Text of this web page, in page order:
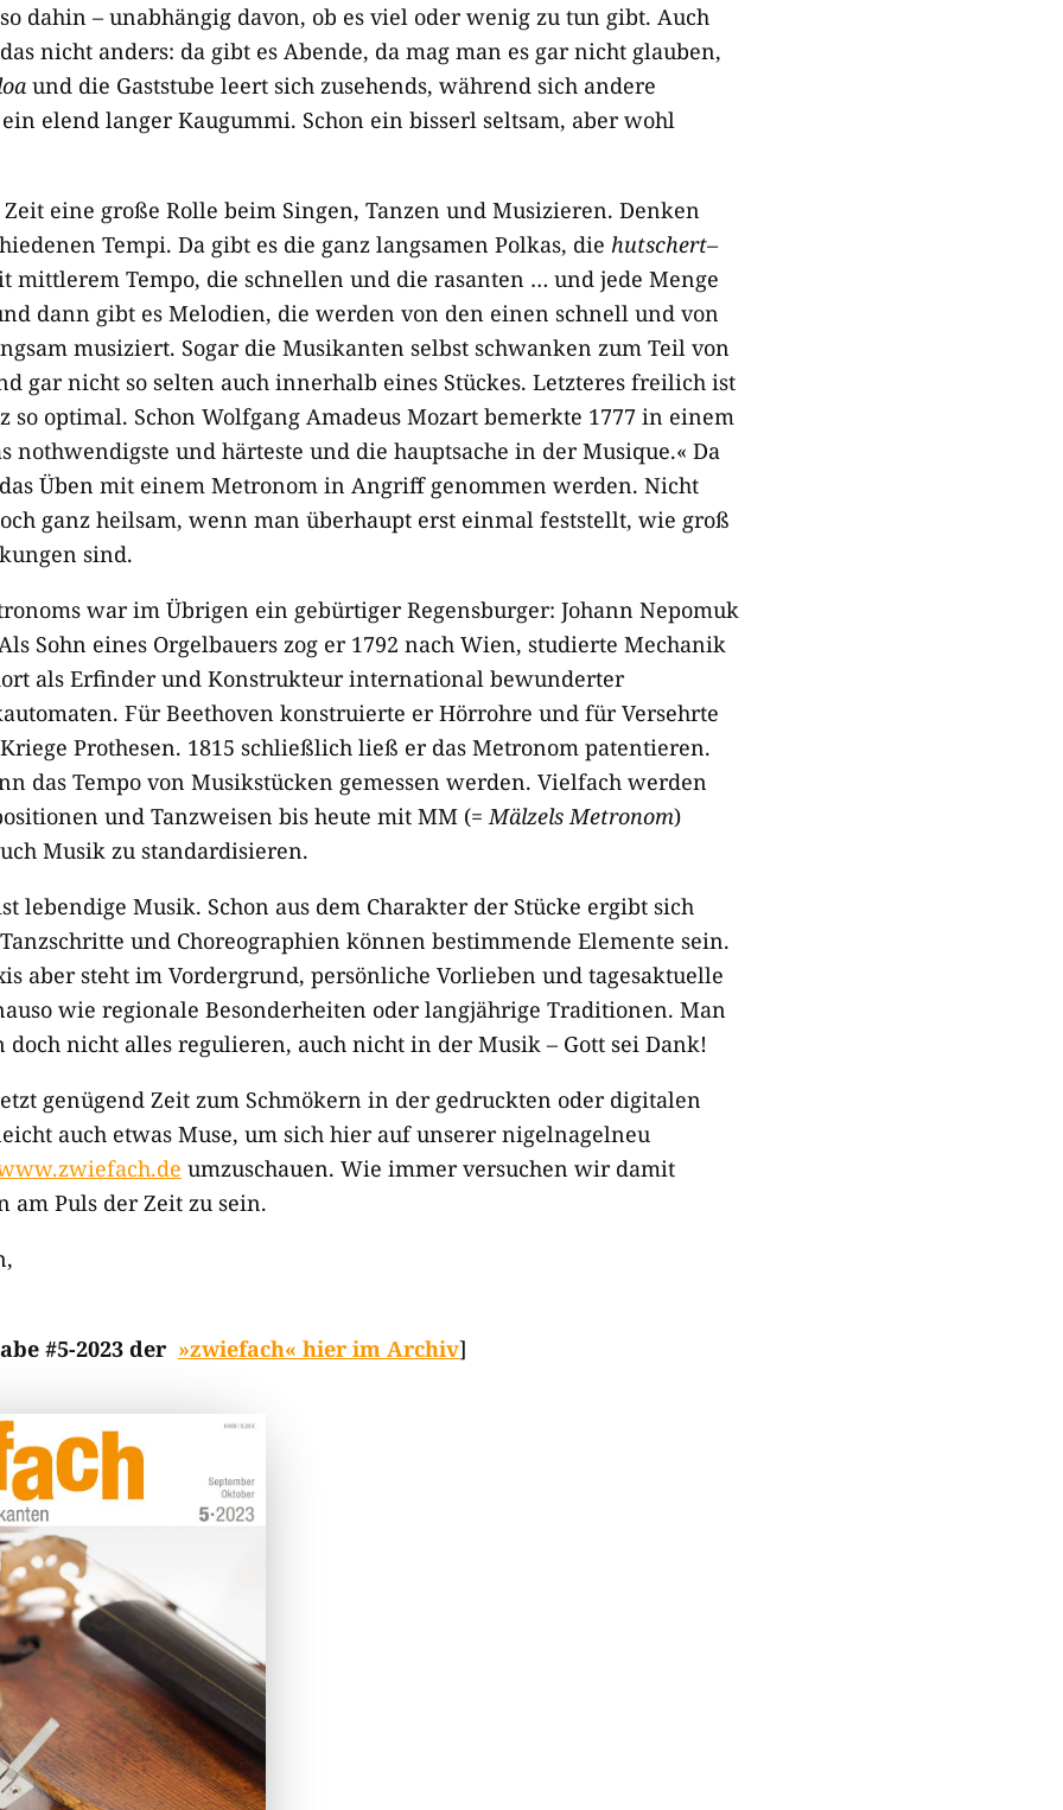
dahin – unabhängig davon, ob es viel oder wenig zu tun gibt. Auch
nicht anders: da gibt es Abende, da mag man es gar nicht glauben,
und die Gaststube leert sich zusehends, während sich andere
elend langer Kaugummi. Schon ein bisserl seltsam, aber wohl
eine große Rolle beim Singen, Tanzen und Musizieren. Denken
Tempi. Da gibt es die ganz langsamen Polkas, die hutschert–
mittlerem Tempo, die schnellen und die rasanten … und jede Menge
dann gibt es Melodien, die werden von den einen schnell und von
musiziert. Sogar die Musikanten selbst schwanken zum Teil von
gar nicht so selten auch innerhalb eines Stückes. Letzteres freilich ist
so optimal. Schon Wolfgang Amadeus Mozart bemerkte 1777 in einem
nothwendigste und härteste und die hauptsache in der Musique.« Da
Üben mit einem Metronom in Angriff genommen werden. Nicht
ganz heilsam, wenn man überhaupt erst einmal feststellt, wie groß
sind.
war im Übrigen ein gebürtiger Regensburger: Johann Nepomuk
Sohn eines Orgelbauers zog er 1792 nach Wien, studierte Mechanik
als Erfinder und Konstrukteur international bewunderter
Für Beethoven konstruierte er Hörrohre und für Versehrte
Prothesen. 1815 schließlich ließ er das Metronom patentieren.
das Tempo von Musikstücken gemessen werden. Vielfach werden
und Tanzweisen bis heute mit MM (=Mälzels Metronom)
Musik zu standardisieren.
lebendige Musik. Schon aus dem Charakter der Stücke ergibt sich
und Choreographien können bestimmende Elemente sein.
aber steht im Vordergrund, persönliche Vorlieben und tagesaktuelle
wie regionale Besonderheiten oder langjährige Traditionen. Man
doch nicht alles regulieren, auch nicht in der Musik – Gott sei Dank!
genügend Zeit zum Schmökern in der gedruckten oder digitalen
auch etwas Muse, um sich hier auf unserer nigelnagelneu
umzuschauen. Wie immer versuchen wir damit
am Puls der Zeit zu sein.
#5-2023 der »zwiefach« hier im Archiv]